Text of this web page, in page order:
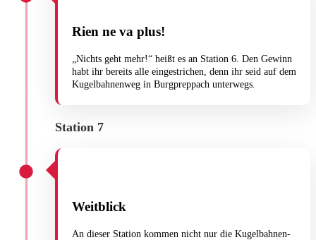
Rien ne va plus!
„Nichts geht mehr!“ heißt es an Station 6. Den Gewinn
habt ihr bereits alle eingestrichen, denn ihr seid auf dem
Kugelbahnenweg in Burgpreppach unterwegs.
Station 7
Weitblick
An dieser Station kommen nicht nur die Kugelbahnen-